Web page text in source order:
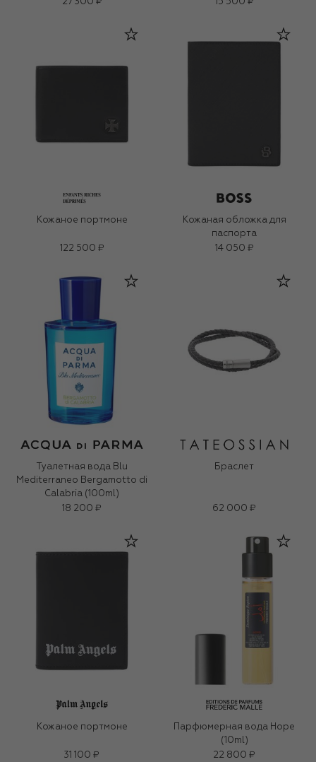
27 300 ₽ 15 500 ₽
Кожаное портмоне
122 500 ₽
Кожаная обложка для
паспорта
14 050 ₽
Туалетная вода Blu
Mediterraneo Bergamotto di
Calabria (100ml)
18 200 ₽
Браслет
62 000 ₽
Кожаное портмоне
31 100 ₽
Парфюмерная вода Hope
(10ml)
22 800 ₽